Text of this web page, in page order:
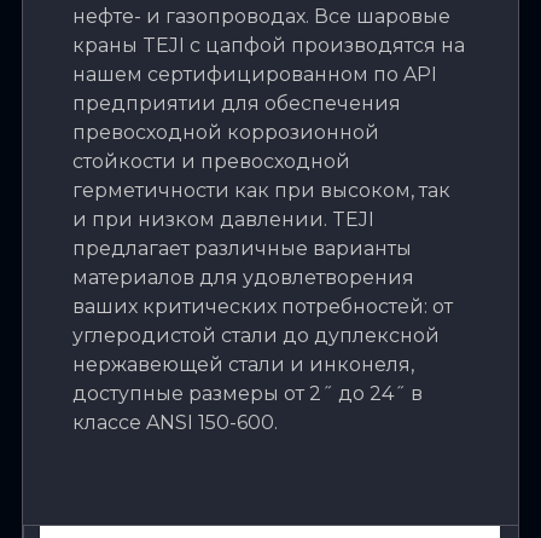
нефте- и газопроводах. Все шаровые
краны TEJI с цапфой производятся на
нашем сертифицированном по API
предприятии для обеспечения
превосходной коррозионной
стойкости и превосходной
герметичности как при высоком, так
и при низком давлении. TEJI
предлагает различные варианты
материалов для удовлетворения
ваших критических потребностей: от
углеродистой стали до дуплексной
нержавеющей стали и инконеля,
доступные размеры от 2˝ до 24˝ в
классе ANSI 150-600.